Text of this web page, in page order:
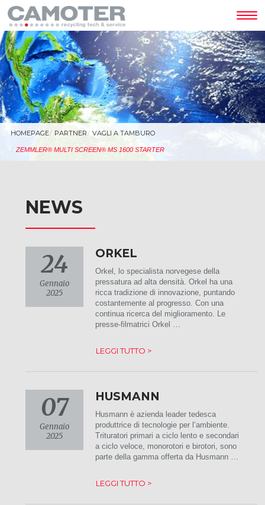
HOMEPAGE PARTNER VAGLI A TAMBURO
ZEMMLER® MULTI SCREEN® MS 1600 STARTER
NEWS
24
Gennaio
2025
ORKEL
Orkel, lo specialista norvegese della
pressatura ad alta densità. Orkel ha una
ricca tradizione di innovazione, puntando
costantemente al progresso. Con una
continua ricerca del miglioramento. Le
presse-filmatrici Orkel …
LEGGI TUTTO >
07
Gennaio
2025
HUSMANN
Husmann è azienda leader tedesca
produttrice di tecnologie per l’ambiente.
Trituratori primari a ciclo lento e secondari
a ciclo veloce, monorotori e birotori, sono
parte della gamma offerta da Husmann …
LEGGI TUTTO >